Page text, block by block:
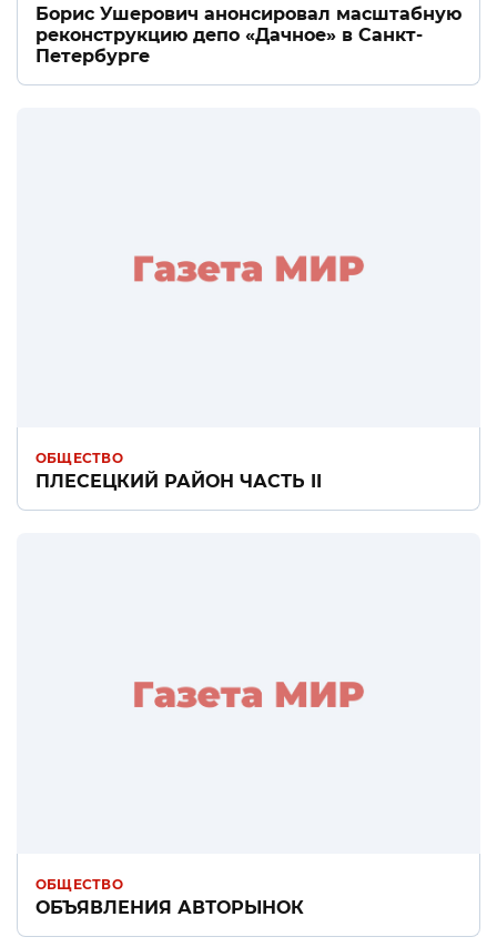
Борис Ушерович анонсировал масштабную
реконструкцию депо «Дачное» в Санкт-
Петербурге
ОБЩЕСТВО
ПЛЕСЕЦКИЙ РАЙОН ЧАСТЬ II
ОБЩЕСТВО
ОБЪЯВЛЕНИЯ АВТОРЫНОК